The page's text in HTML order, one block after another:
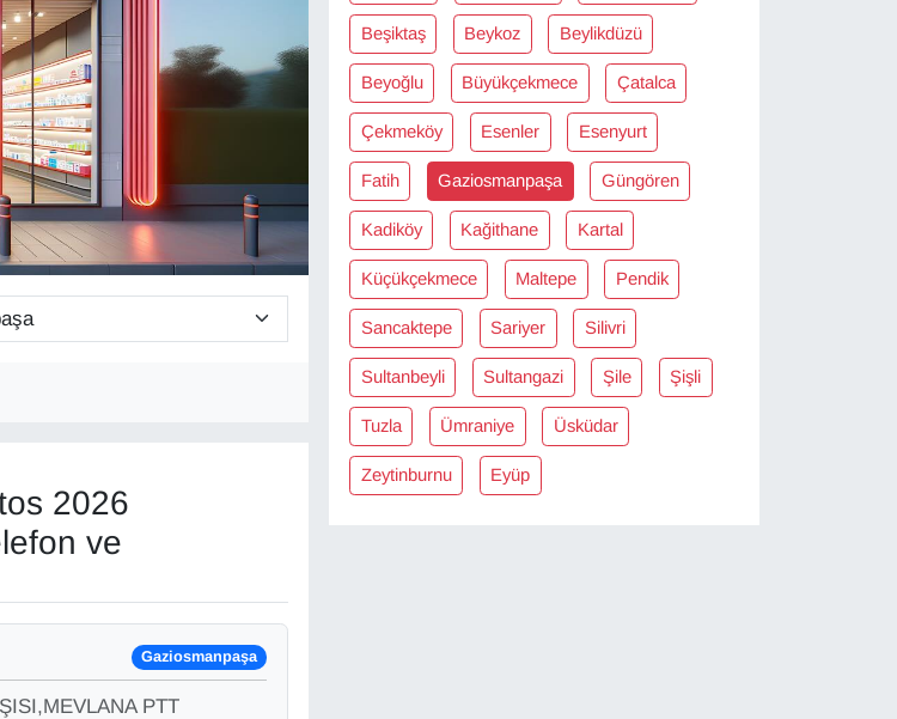
2026
ve
Gaziosmanpaşa
PTT
Beşiktaş Beykoz Beylikdüzü
Beyoğlu Büyükçekmece Çatalca
Çekmeköy Esenler Esenyurt
Fatih Gaziosmanpaşa Güngören
Kadiköy Kağithane Kartal
Küçükçekmece Maltepe Pendik
Sancaktepe Sariyer Silivri
Sultanbeyli Sultangazi Şile Şişli
Tuzla Ümraniye Üsküdar
Zeytinburnu Eyüp